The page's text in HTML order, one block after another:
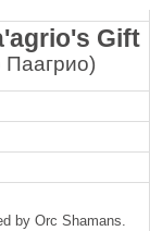
Gift
by Orc Shamans.